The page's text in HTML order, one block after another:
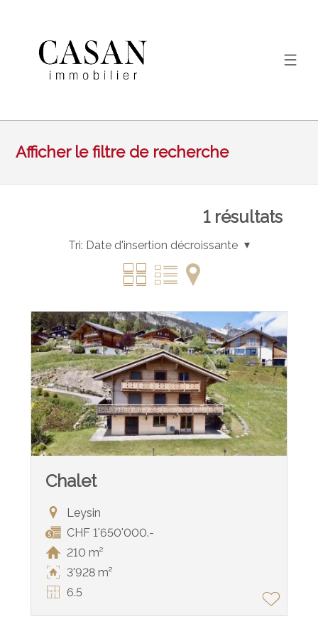
Afficher le filtre de recherche
1résultats
Tri: Date d'insertion décroissante
Chalet
Leysin
CHF 1'650'000.-
210 m²
3'928 m²
6.5